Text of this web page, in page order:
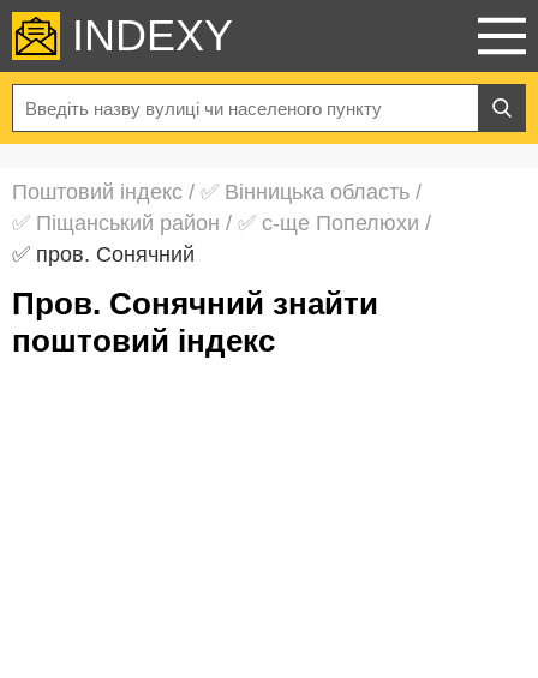
INDEXY
Поштовий індекс / ✅ Вінницька область /
✅ Піщанський район / ✅ с-ще Попелюхи /
✅ пров. Сонячний
пров. Сонячний знайти
поштовий індекс